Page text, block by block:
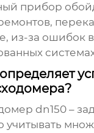
прибор
из-за ошибок в
dn150 –
учитывать